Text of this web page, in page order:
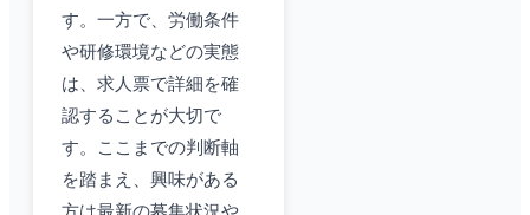
す。一方で、労働条件
や研修環境などの実態
は、求人票で詳細を確
認することが大切で
す。ここまでの判断軸
を踏まえ、興味がある